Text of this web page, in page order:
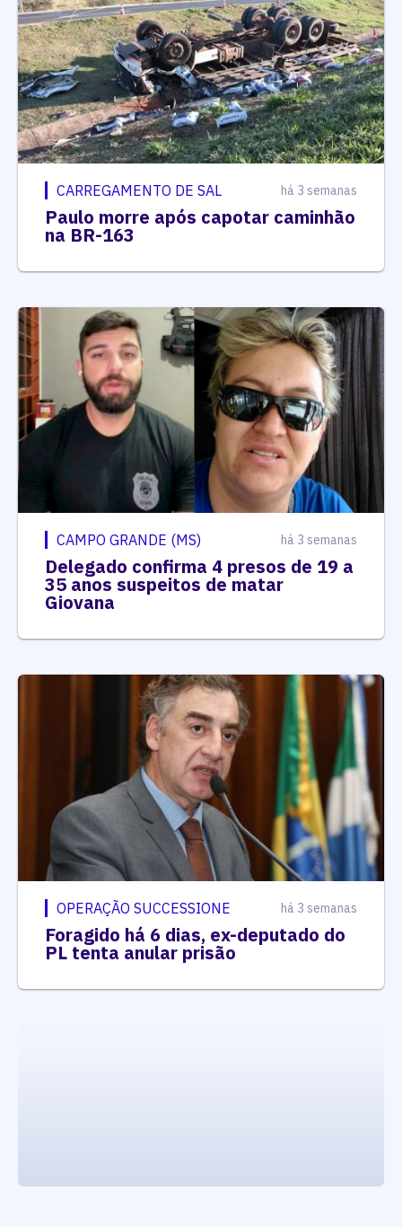
CARREGAMENTO DE SAL há 3 semanas
Paulo morre após capotar caminhão
na BR-163
CAMPO GRANDE (MS) há 3 semanas
Delegado confirma 4 presos de 19 a
35 anos suspeitos de matar
Giovana
OPERAÇÃO SUCCESSIONE há 3 semanas
Foragido há 6 dias, ex-deputado do
PL tenta anular prisão